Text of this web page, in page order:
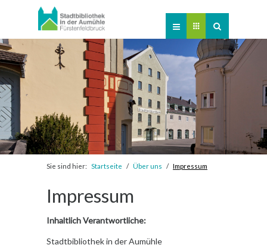
Online-Katalog
Verlängerung
Veranstaltungen
Kontakt
Newsletter
Sie sind hier: Startseite Über uns Impressum
Impressum
Inhaltlich Verantwortliche:
Stadtbibliothek in der Aumühle